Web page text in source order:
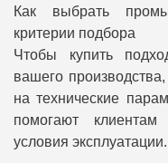
Как выбрать
критерии подбора
Чтобы купить
вашего
на технические
помогают
условия